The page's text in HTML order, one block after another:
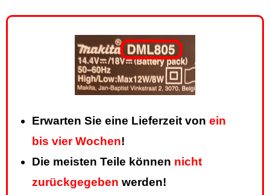
Erwarten Sie eine Lieferzeit von ein
bis vier Wochen!
Die meisten Teile können nicht
zurückgegeben werden!